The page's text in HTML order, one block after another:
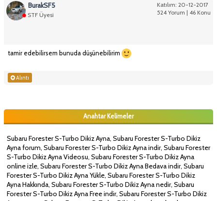
Katılım: 20-12-2017
524 Yorum | 46 Konu
BurakSF5
STF Üyesi
tamir edebilirsem bunuda düşünebilirim
Alıntı
Anahtar Kelimeler
Subaru Forester S-Turbo Dikiz Ayna, Subaru Forester S-Turbo Dikiz
Ayna forum, Subaru Forester S-Turbo Dikiz Ayna indir, Subaru Forester
S-Turbo Dikiz Ayna Videosu, Subaru Forester S-Turbo Dikiz Ayna
online izle, Subaru Forester S-Turbo Dikiz Ayna Bedava indir, Subaru
Forester S-Turbo Dikiz Ayna Yükle, Subaru Forester S-Turbo Dikiz
Ayna Hakkında, Subaru Forester S-Turbo Dikiz Ayna nedir, Subaru
Forester S-Turbo Dikiz Ayna Free indir, Subaru Forester S-Turbo Dikiz